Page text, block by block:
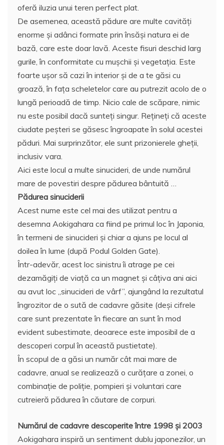
oferă iluzia unui teren perfect plat.
De asemenea, această pădure are multe cavităţi
enorme şi adânci formate prin însăşi natura ei de
bază, care este doar lavă. Aceste fisuri deschid larg
gurile, în conformitate cu muşchii şi vegetaţia. Este
foarte uşor să cazi în interior şi de a te găsi cu
groază, în faţa scheletelor care au putrezit acolo de o
lungă perioadă de timp. Nicio cale de scăpare, nimic
nu este posibil dacă sunteţi singur. Reţineţi că aceste
ciudate peşteri se găsesc îngroapate în solul acestei
păduri. Mai surprinzător, ele sunt prizonierele gheţii,
inclusiv vara.
Aici este locul a multe sinucideri, de unde numărul
mare de povestiri despre pădurea bântuită …
Pădurea sinuciderii
Acest nume este cel mai des utilizat pentru a
desemna Aokigahara ca fiind pe primul loc în Japonia,
în termeni de sinucideri şi chiar a ajuns pe locul al
doilea în lume (după Podul Golden Gate).
Într-adevăr, acest loc sinistru îi atrage pe cei
dezamăgiţi de viaţă ca un magnet şi câţiva ani aici
au avut loc „sinucideri de vârf”, ajungând la rezultatul
îngrozitor de o sută de cadavre găsite (deşi cifrele
care sunt prezentate în fiecare an sunt în mod
evident subestimate, deoarece este imposibil de a
descoperi corpul în această pustietate).
În scopul de a găsi un număr cât mai mare de
cadavre, anual se realizează o curăţare a zonei, o
combinaţie de poliţie, pompieri şi voluntari care
cutreieră pădurea în căutare de corpuri.
Numărul de cadavre descoperite între 1998 şi 2003
Aokigahara inspiră un sentiment dublu japonezilor, un